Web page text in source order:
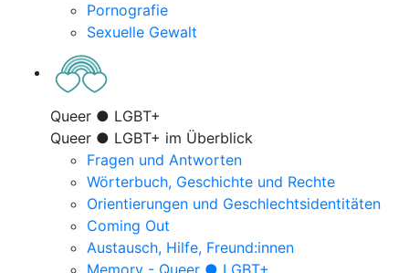
Pornografie
Sexuelle Gewalt
Queer ● LGBT+
Queer ● LGBT+ im Überblick
Fragen und Antworten
Wörterbuch, Geschichte und Rechte
Orientierungen und Geschlechtsidentitäten
Coming Out
Austausch, Hilfe, Freund:innen
Memory - Queer ● LGBT+